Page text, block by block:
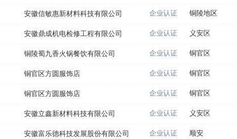
安徽信敏惠新材料科技有限公司 企业认证 铜陵地区
安徽鼎成机电检修工程有限公司 企业认证 义安区
铜陵蜀九香火锅餐饮有限公司 企业认证 铜官区
铜官区方圆服饰店 企业认证 铜官区
铜官区方圆服饰店 企业认证 铜官区
安徽立鑫新材料科技有限公司 企业认证 义安区
安徽富乐德科技发展股份有限公司 企业认证 顺安